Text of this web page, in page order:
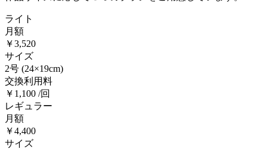
ライト
月額
￥3,520
サイズ
2号 (24×19cm)
交換利用料
￥1,100 /回
レギュラー
月額
￥4,400
サイズ